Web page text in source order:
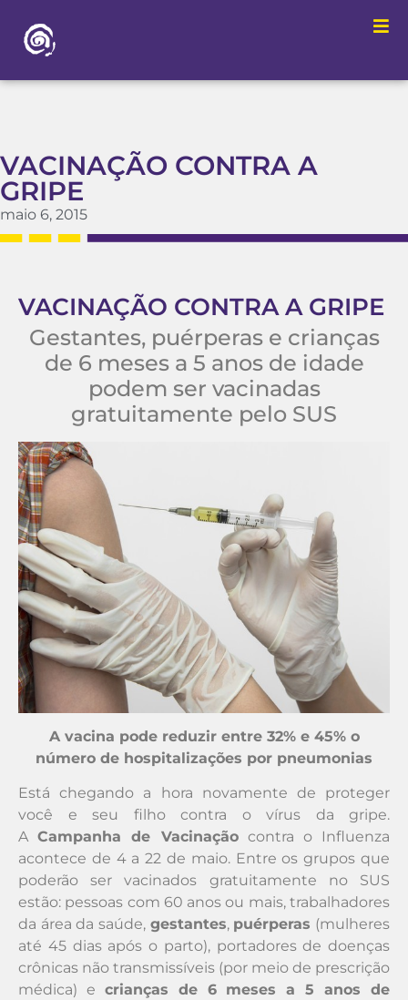
VACINAÇÃO CONTRA A
GRIPE
maio 6, 2015
VACINAÇÃO CONTRA A GRIPE
Gestantes, puérperas e crianças
de 6 meses a 5 anos de idade
podem ser vacinadas
gratuitamente pelo SUS
A vacina pode reduzir entre 32% e 45% o
número de hospitalizações por pneumonias
Está chegando a hora novamente de proteger
você e seu filho contra o vírus da gripe.
ACampanha de Vacinaçãocontra o Influenza
acontece de 4 a 22 de maio. Entre os grupos que
poderão ser vacinados gratuitamente no SUS
estão: pessoas com 60 anos ou mais, trabalhadores
da área da saúde, gestantes, puérperas (mulheres
até 45 dias após o parto), portadores de doenças
crônicas não transmissíveis (por meio de prescrição
médica) e crianças de 6 meses a 5 anos de